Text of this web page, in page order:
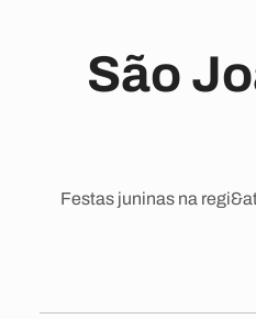
São
Festas juninas na